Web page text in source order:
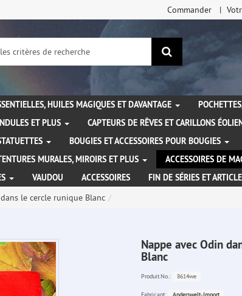
Commander
Rechercher
HUILES MAGIQUES ET DAVANTAGE
ET PLUS
CAPTEURS DE RÊVES ET CARILLONS
BOUGIES ET ACCESSOIRES POUR BOUGIES
MURALES, MIROIRS ET PLUS
ACCESSOIRES DE
VAUDOU ACCESSOIRES
FIN DE SÉRIES ET
le cercle runique Blanc
Nappe avec Odin
Blanc
Produit.No.: 8614we